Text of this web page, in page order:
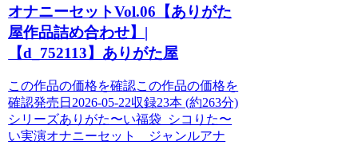
オナニーセットVol.06【ありがた
屋作品詰め合わせ】|
【d_752113】ありがた屋
この作品の価格を確認この作品の価格を
確認発売日2026-05-22収録23本 (約263分)
シリーズありがた〜い福袋_シコりた〜
い実演オナニーセット ジャンルアナ